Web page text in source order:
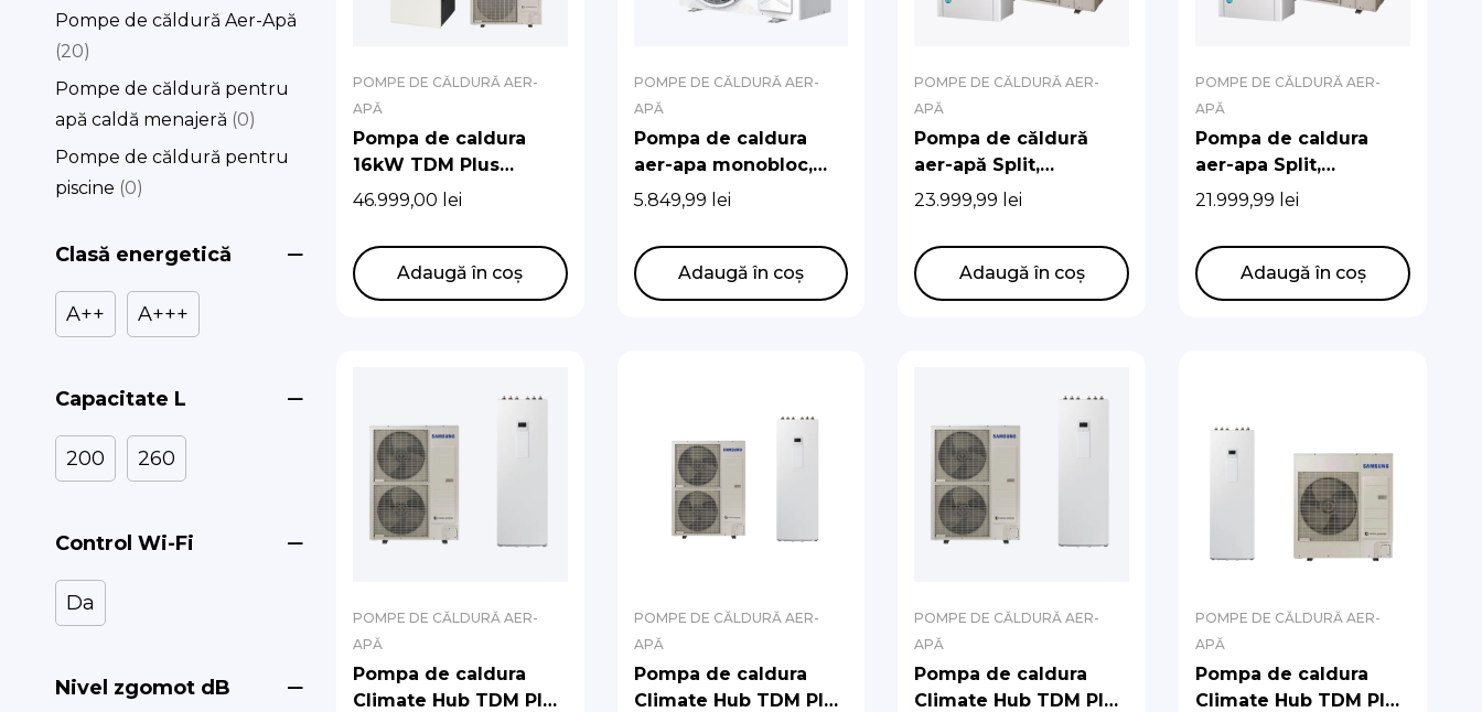
Pompe de căldură Aer-Apă
20
Pompe de căldură pentru
apă caldă menajeră 0
Pompe de căldură pentru
piscine 0
Clasă energetică
A++ A+++
Capacitate L
200 260
Control Wi-Fi
Da
Nivel zgomot dB
POMPE DE CĂLDURĂ AER-
APĂ
Pompa de caldura
16kW TDM Plus
ClimateHub S2 200L
46.999,00 lei
Adaugă în coș
POMPE DE CĂLDURĂ AER-
APĂ
Pompa de caldura
aer-apa monobloc,
Cooper&Hunter,
kW,220V
5.849,99 lei
Adaugă în coș
POMPE DE CĂLDURĂ AER-
APĂ
Pompa de căldură
aer-apă Split,
Samsung, 12 kW,
A+++
23.999,99 lei
Adaugă în coș
POMPE DE CĂLDURĂ AER-
APĂ
Pompa de caldura
aer-apa Split,
Samsung, 9 kW,
energetica A+++
21.999,99 lei
Adaugă în coș
POMPE DE CĂLDURĂ AER-
APĂ
Pompa de caldura
Climate Hub TDM Plus
POMPE DE CĂLDURĂ AER-
APĂ
Pompa de caldura
Climate Hub TDM Plus
POMPE DE CĂLDURĂ AER-
APĂ
Pompa de caldura
Climate Hub TDM Plus
POMPE DE CĂLDURĂ AER-
APĂ
Pompa de caldura
Climate Hub TDM Plus